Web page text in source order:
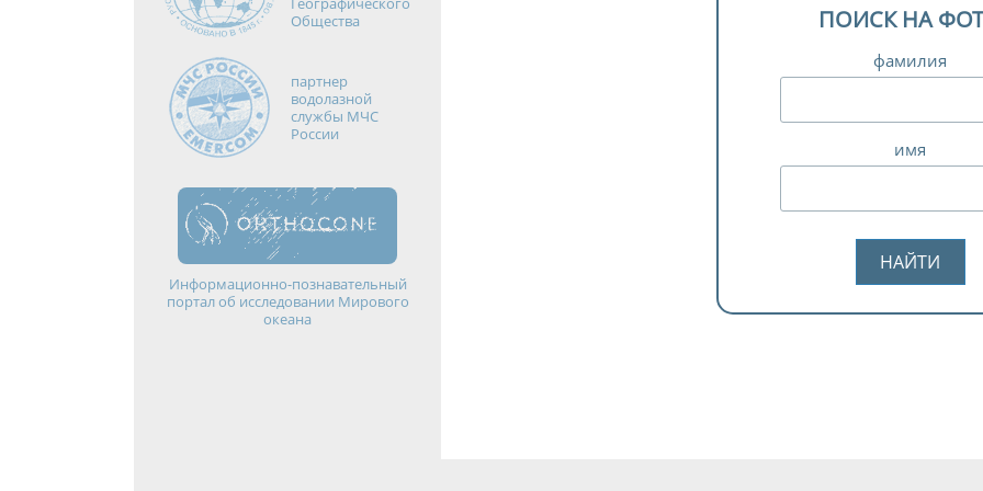
Общества
партнер
водолазной
службы МЧС
России
Информационно-познавательный
портал об исследовании Мирового
океана
ПОИСК НА
фамилия
имя